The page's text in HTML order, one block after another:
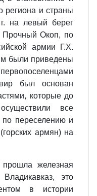
региона и страны
на левый берег
Прочный Окоп, по
армии Г.Х.
были приведены
был основан
которые до
все
переселению и
армян) на
железная
это
в истории